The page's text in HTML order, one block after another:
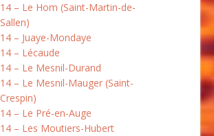
14 – Le Hom (Saint-Martin-de-
Sallen)
14 – Juaye-Mondaye
14 – Lécaude
14 – Le Mesnil-Durand
14 – Le Mesnil-Mauger (Saint-
Crespin)
14 – Le Pré-en-Auge
14 – Les Moutiers-Hubert